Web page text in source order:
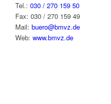
Tel.: 030 / 270 159 50
Fax: 030 / 270 159 49
Mail: buero@bmvz.de
Web: www.bmvz.de